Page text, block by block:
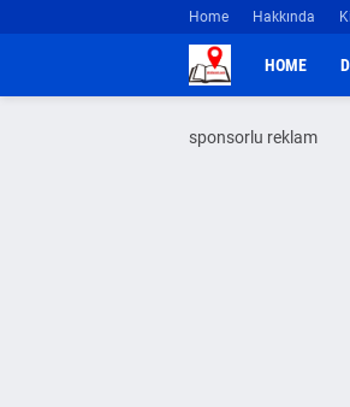
Home Hakkında
HOME
sponsorlu reklam